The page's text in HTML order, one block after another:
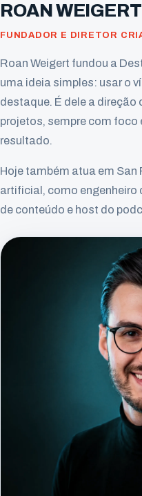
ROAN WEIGERT
FUNDADOR E DIRETOR
Roan Weigert fundou a
uma ideia simples: usar o
destaque. É dele a
projetos, sempre com
resultado.
Hoje também atua em
artificial, como engenheiro
de conteúdo e host do